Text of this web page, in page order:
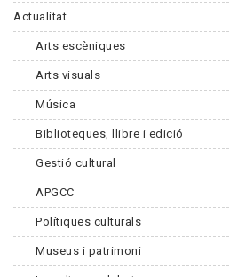
Actualitat
Arts escèniques
Arts visuals
Música
Biblioteques, llibre i edició
Gestió cultural
APGCC
Polítiques culturals
Museus i patrimoni